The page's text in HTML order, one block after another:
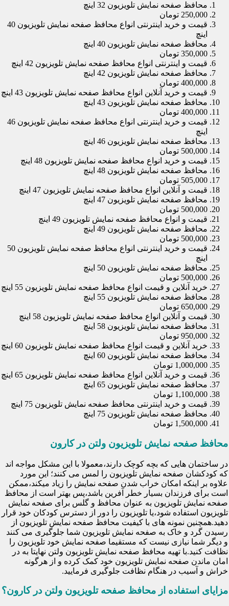
محافظ صفحه نمایش تلویزیون 32 اینچ
250,000 تومان
قیمت و خرید اینترنتی انواع محافظ صفحه نمایش تلویزیون 40
اینچ
محافظ صفحه نمایش تلویزیون 40 اینچ
350,000 تومان
قیمت و اینترنتی انواع محافظ صفحه نمایش تلویزیون 42 اینچ
محافظ صفحه نمایش تلویزیون 42 اینچ
400,000 تومان
قیمت و خرید آنلاین انواع محافظ صفحه نمایش تلویزیون 43 اینچ
محافظ صفحه نمایش تلویزیون 43 اینچ
400,000 تومان
قیمت و خرید اینترنتی انواع محافظ صفحه نمایش تلویزیون 46
اینچ
محافظ صفحه نمایش تلویزیون 46 اینچ
500,000 تومان
قیمت و خرید انواع محافظ صفحه نمایش تلویزیون 48 اینچ
محافظ صفحه نمایش تلویزیون 48 اینچ
505,000 تومان
قیمت و آنلاین انواع محافظ صفحه نمایش تلویزیون 47 اینچ
محافظ صفحه نمایش تلویزیون 47 اینچ
500,000 تومان
قیمت و انواع محافظ صفحه نمایش تلویزیون 49 اینچ
محافظ صفحه نمایش تلویزیون 49 اینچ
500,000 تومان
قیمت و خرید اینترنتی انواع محافظ صفحه نمایش تلویزیون 50
اینچ
محافظ صفحه نمایش تلویزیون 50 اینچ
500,000 تومان
خرید آنلاین و قیمت انواع محافظ صفحه نمایش تلویزیون 55 اینچ
محافظ صفحه نمایش تلویزیون 55 اینچ
650,000 تومان
قیمت و آنلاین انواع محافظ صفحه نمایش تلویزیون 58 اینچ
محافظ صفحه نمایش تلویزیون 58 اینچ
950,000 تومان
خرید آنلاین و قیمت انواع محافظ صفحه نمایش تلویزیون 60 اینچ
محافظ صفحه نمایش تلویزیون 60 اینچ
1,000,000 تومان
قیمت و خرید آنلاین انواع محافظ صفحه نمایش تلویزیون 65 اینچ
محافظ صفحه نمایش تلویزیون 65 اینچ
1,100,000 تومان
قیمت و خرید اینترنتی محافظ صفحه نمایش تلویزیون 75 اینچ
محافظ صفحه نمایش تلویزیون 75 اینچ
1,500,000 تومان
محافظ صفحه نمایش تلویزیون ولتن در کارون
در ساختمان هایی که بچه کوچک دارند،معمولا با این مشکل مواجه اند
که کودکشان صفحه نمایش تلویزیون را لمس می کنند؛ این مورد
علاوه بر اینکه امکان خراب شدن صفحه نمایش را زیاد میکند،ممکن
است برای فرزندان بسیار خطر آفرین باشد،پس بهتر است از محافظ
صفحه نمایش تلویزیون به عنوان محافظ و گلس برای صفحه نمایش
تلویزیون استفاده شود،یا تلویزیون را دور از دسترس کودکان خود قرار
دهید.همچنین نمونه های با کیفیت محافظ صفحه نمایش تلویزیون از
رسیدن گرد و خاک به صفحه نمایش تلویزیون شما جلوگیری می کنند
و دیگر شما نیازی نیست که مستقیما صفحه نمایش خود تلویزیون را
نظافت کنید.با تهیه محافظ صفحه نمایش تلویزیون ولتن نهایتا به در
امان ماندن صفحه نمایش تلویزیون خود کمک کرده و از هرگونه
خراش و آسیب در هنگام نظافت جلوگیری فرمایید.
مزایای استفاده از محافظ صفحه تلویزیون ولتن در کارون؟